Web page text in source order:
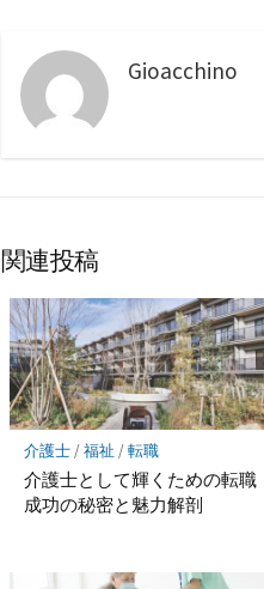
Gioacchino
関連投稿
介護士/福祉/転職
介護士として輝くための転職
成功の秘密と魅力解剖